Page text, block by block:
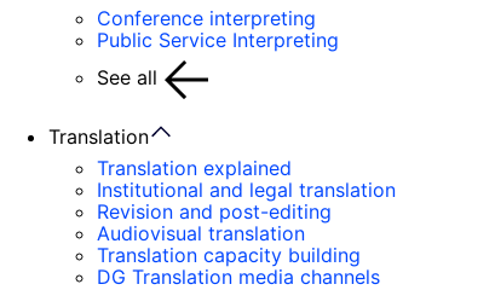
Conference interpreting
Public Service Interpreting
See all
Translation
Translation explained
Institutional and legal translation
Revision and post-editing
Audiovisual translation
Translation capacity building
DG Translation media channels